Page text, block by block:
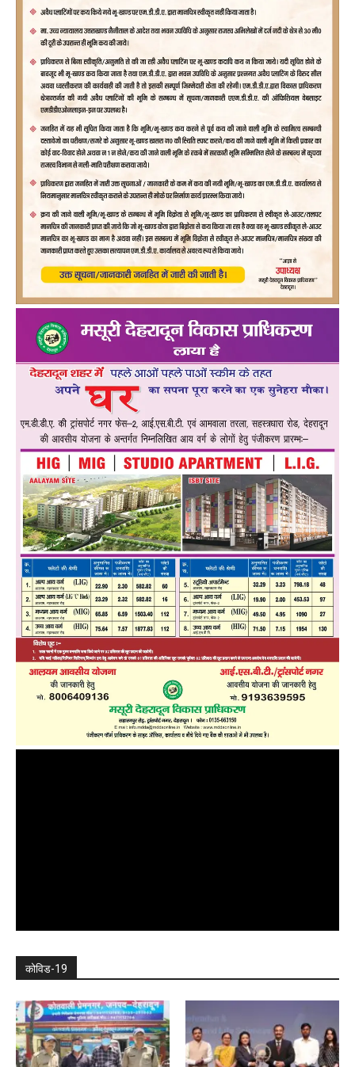
कोविड-19